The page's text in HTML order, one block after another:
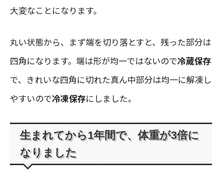
大変なことになります。
丸い状態から、まず端を切り落とすと、残った部分は
四角になります。端は形が均一ではないので冷蔵保存
で、きれいな四角に切れた真ん中部分は均一に解凍し
やすいので冷凍保存にしました。
生まれてから1年間で、体重が3倍に
なりました